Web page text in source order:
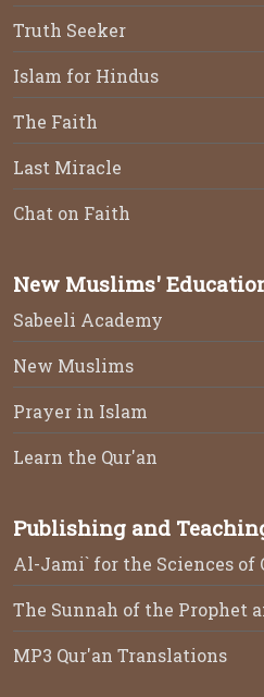
Truth Seeker
Islam for Hindus
The Faith
Last Miracle
Chat on Faith
New Muslims'
Sabeeli Academy
New Muslims
Prayer in Islam
Learn the Qur'an
Publishing and
Al-Jami` for the Sciences of
The Sunnah of the Prophet
MP3 Qur'an Translations